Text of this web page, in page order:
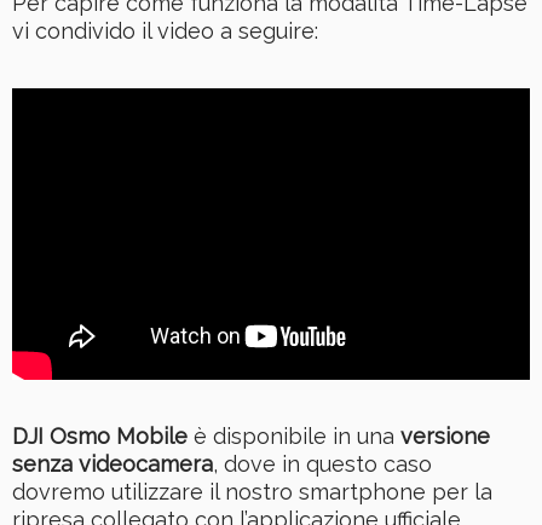
vi condivido il video a seguire:
DJI Osmo Mobile è disponibile in una versione
senza videocamera, dove in questo caso
dovremo utilizzare il nostro smartphone per la